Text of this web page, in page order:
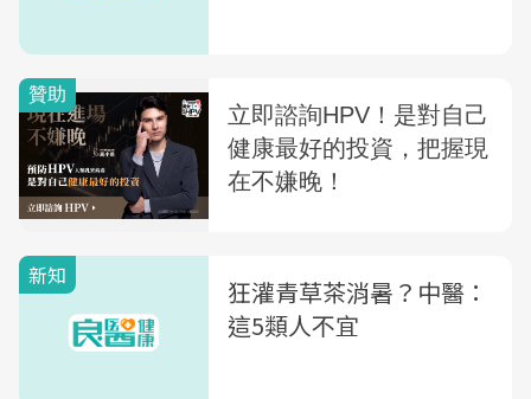
新知
狂灌青草茶消暑？中醫：
這5類人不宜